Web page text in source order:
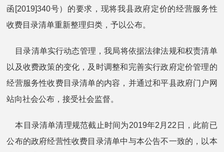
函[2019]340号）的要求，现将我县政府定价的经营服务性
收费目录清单重新整理归类，予以公布。
目录清单实行动态管理，我局将依据法律法规和权责清单
以及收费政策的变化，及时调整和完善实行政府定价管理的
经营服务性收费目录清单的内容，并通过和平县政府门户网
站向社会公布，接受社会监督。
本目录清单清理规范截止时间为2019年2月22日，此前已
公布的政府经营性收费目录清单中与本公告不一致的，以本